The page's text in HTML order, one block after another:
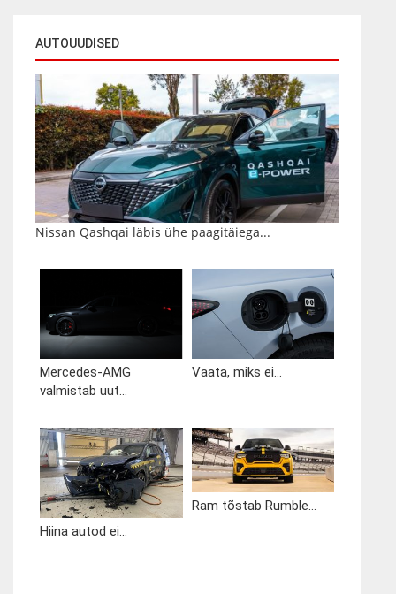
AUTOUUDISED
Nissan Qashqai läbis ühe paagitäiega...
Mercedes-AMG
valmistab uut...
Vaata, miks ei...
Hiina autod ei...
Ram tõstab Rumble...